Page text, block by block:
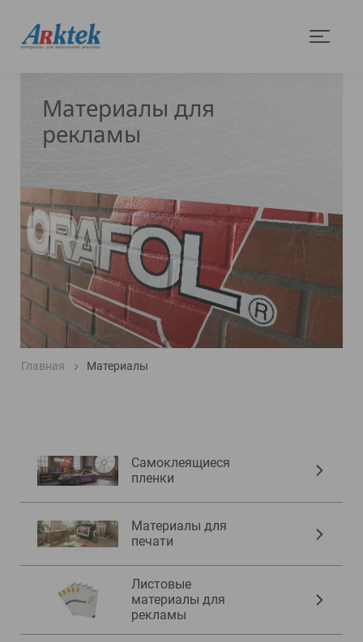
На
главную
Меню
Материалы для
рекламы
Главная Материалы
Самоклеящиеся
пленки
Материалы для
печати
Листовые
материалы для
рекламы